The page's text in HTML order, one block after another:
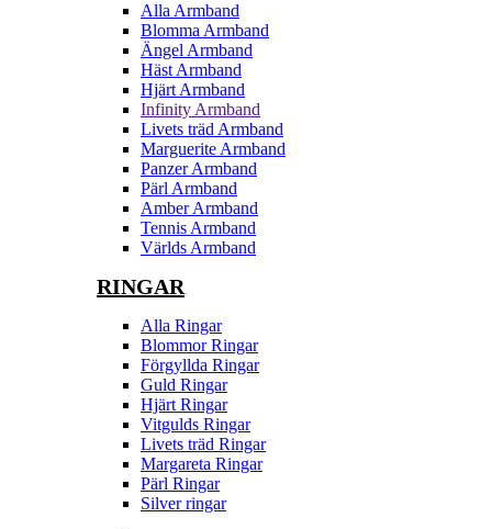
Alla Armband
Blomma Armband
Ängel Armband
Häst Armband
Hjärt Armband
Infinity Armband
Livets träd Armband
Marguerite Armband
Panzer Armband
Pärl Armband
Amber Armband
Tennis Armband
Världs Armband
RINGAR
Alla Ringar
Blommor Ringar
Förgyllda Ringar
Guld Ringar
Hjärt Ringar
Vitgulds Ringar
Livets träd Ringar
Margareta Ringar
Pärl Ringar
Silver ringar